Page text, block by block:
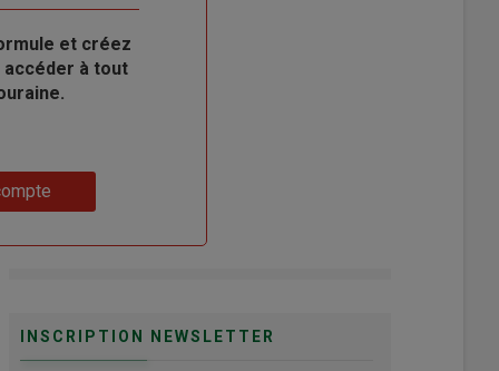
et créez
à tout
INSCRIPTION NEWSLETTER